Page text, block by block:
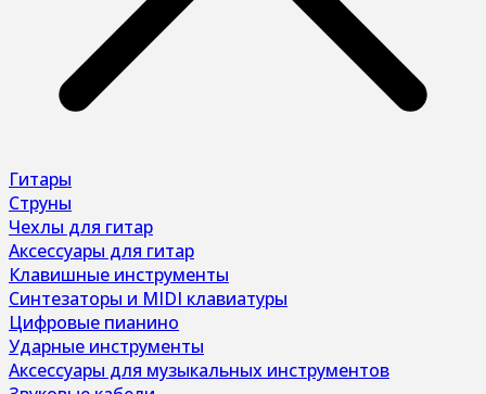
Гитары
Струны
Чехлы для гитар
Аксессуары для гитар
Клавишные инструменты
Синтезаторы и MIDI клавиатуры
Цифровые пианино
Ударные инструменты
Аксессуары для музыкальных инструментов